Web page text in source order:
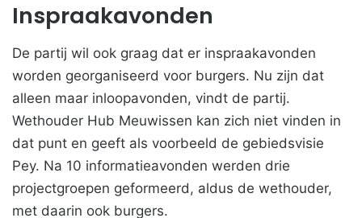
Inspraakavonden
De partij wil ook graag dat er inspraakavonden
worden georganiseerd voor burgers. Nu zijn dat
alleen maar inloopavonden, vindt de partij.
Wethouder Hub Meuwissen kan zich niet vinden in
dat punt en geeft als voorbeeld de gebiedsvisie
Pey. Na 10 informatieavonden werden drie
projectgroepen geformeerd, aldus de wethouder,
met daarin ook burgers.